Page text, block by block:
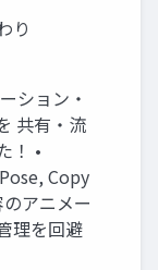
り
ション・
共有・流
！ •
Copy
アニメー
理を回避